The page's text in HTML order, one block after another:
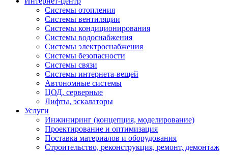
Системы отопления
Системы вентиляции
Системы кондиционирования
Системы водоснабжения
Системы электроснабжения
Системы безопасности
Системы связи
Системы интернета-вещей
Автономные системы
ЦОД, серверные
Лифты, эскалаторы
Услуги
Инжиниринг (концепция, моделирование)
Проектирование и оптимизация
Поставка материалов и оборудования
Строительство, реконструкция, ремонт, демонтаж